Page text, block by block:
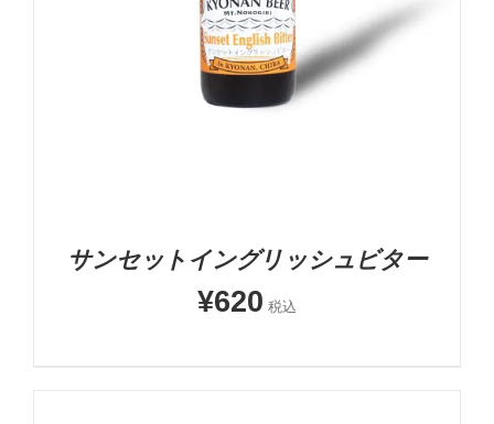
詳細
サンセットイングリッシュビター
¥620 税込